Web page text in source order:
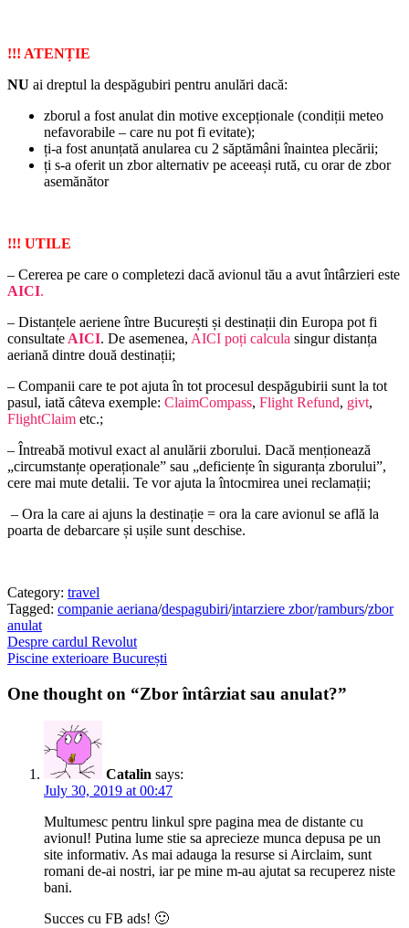
!!! ATENȚIE
NU ai dreptul la despăgubiri pentru anulări dacă:
zborul a fost anulat din motive excepționale (condiții meteo
nefavorabile – care nu pot fi evitate);
ți-a fost anunțată anularea cu 2 săptămâni înaintea plecării;
ți s-a oferit un zbor alternativ pe aceeași rută, cu orar de zbor
asemănător
!!! UTILE
– Cererea pe care o completezi dacă avionul tău a avut întârzieri este
AICI.
– Distanțele aeriene între București și destinații din Europa pot fi
consultate AICI. De asemenea, AICI poți calcula singur distanța
aeriană dintre două destinații;
– Companii care te pot ajuta în tot procesul despăgubirii sunt la tot
pasul, iată câteva exemple: ClaimCompass, Flight Refund, givt,
FlightClaim etc.;
– Întreabă motivul exact al anulării zborului. Dacă menționează
„circumstanțe operaționale” sau „deficiențe în siguranța zborului”,
cere mai mute detalii. Te vor ajuta la întocmirea unei reclamații;
– Ora la care ai ajuns la destinație = ora la care avionul se află la
poarta de debarcare și ușile sunt deschise.
Category: travel
Tagged: companie aeriana/despagubiri/intarziere zbor/ramburs/zbor
anulat
Post
navigation
Previous
post:
Despre cardul Revolut
Next
Piscine exterioare București
One thought on “Zbor întârziat sau anulat?”
Catalin says:
July 30, 2019 at 00:47
Multumesc pentru linkul spre pagina mea de distante cu
avionul! Putina lume stie sa aprecieze munca depusa pe un
site informativ. As mai adauga la resurse si Airclaim, sunt
romani de-ai nostri, iar pe mine m-au ajutat sa recuperez niste
bani.
Succes cu FB ads! 🙂